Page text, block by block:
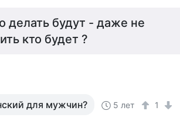
делать будут - даже не
кто будет ?
для мужчин? 5 лет 1